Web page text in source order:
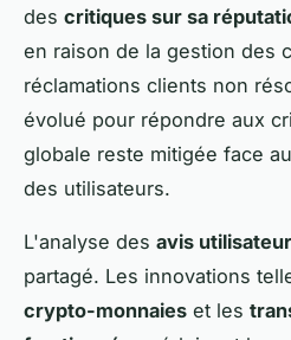
des critiques sur sa
en raison de la gestion des
réclamations clients non
évolué pour répondre aux
globale reste mitigée face
des utilisateurs.
L'analyse des avis
partagé. Les innovations
crypto-monnaies et les